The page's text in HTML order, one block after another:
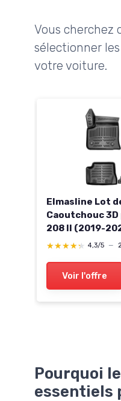
Vous cherchez
sélectionner
votre voiture.
Elmasline Lot
Caoutchouc
208 II (2019-
(e-208) - Tapis
Hauts
★★★★★
★★★★★ 4,3/5 —
Voir l'offre
Pourquoi
essentiels